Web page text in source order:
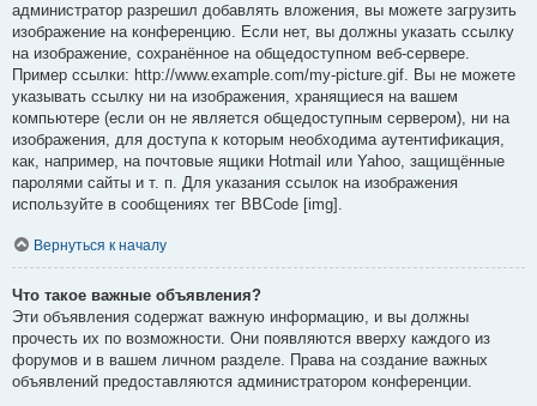
администратор разрешил добавлять вложения, вы можете загрузить
изображение на конференцию. Если нет, вы должны указать ссылку
на изображение, сохранённое на общедоступном веб-сервере.
Пример ссылки: http://www.example.com/my-picture.gif. Вы не можете
указывать ссылку ни на изображения, хранящиеся на вашем
компьютере (если он не является общедоступным сервером), ни на
изображения, для доступа к которым необходима аутентификация,
как, например, на почтовые ящики Hotmail или Yahoo, защищённые
паролями сайты и т. п. Для указания ссылок на изображения
используйте в сообщениях тег BBCode [img].
Вернуться к началу
Что такое важные объявления?
Эти объявления содержат важную информацию, и вы должны
прочесть их по возможности. Они появляются вверху каждого из
форумов и в вашем личном разделе. Права на создание важных
объявлений предоставляются администратором конференции.